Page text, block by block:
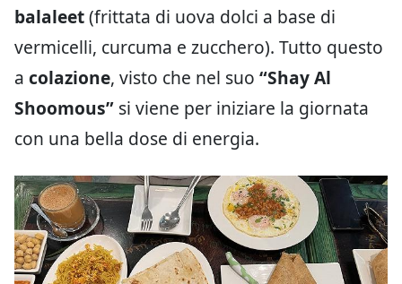
balaleet(frittata di uova dolci a base di
vermicelli, curcuma e zucchero). Tutto questo
a colazione, visto che nel suo “Shay Al
Shoomous” si viene per iniziare la giornata
con una bella dose di energia.